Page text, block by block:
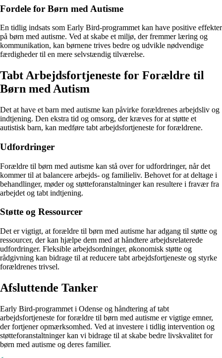
Fordele for Børn med Autisme
En tidlig indsats som Early Bird-programmet kan have positive effekter
på børn med autisme. Ved at skabe et miljø, der fremmer læring og
kommunikation, kan børnene trives bedre og udvikle nødvendige
færdigheder til en mere selvstændig tilværelse.
Tabt Arbejdsfortjeneste for Forældre til
Børn med Autism
Det at have et barn med autisme kan påvirke forældrenes arbejdsliv og
indtjening. Den ekstra tid og omsorg, der kræves for at støtte et
autistisk barn, kan medføre tabt arbejdsfortjeneste for forældrene.
Udfordringer
Forældre til børn med autisme kan stå over for udfordringer, når det
kommer til at balancere arbejds- og familieliv. Behovet for at deltage i
behandlinger, møder og støtteforanstaltninger kan resultere i fravær fra
arbejdet og tabt indtjening.
Støtte og Ressourcer
Det er vigtigt, at forældre til børn med autisme har adgang til støtte og
ressourcer, der kan hjælpe dem med at håndtere arbejdsrelaterede
udfordringer. Fleksible arbejdsordninger, økonomisk støtte og
rådgivning kan bidrage til at reducere tabt arbejdsfortjeneste og styrke
forældrenes trivsel.
Afsluttende Tanker
Early Bird-programmet i Odense og håndtering af tabt
arbejdsfortjeneste for forældre til børn med autisme er vigtige emner,
der fortjener opmærksomhed. Ved at investere i tidlig intervention og
støtteforanstaltninger kan vi bidrage til at skabe bedre livskvalitet for
børn med autisme og deres familier.